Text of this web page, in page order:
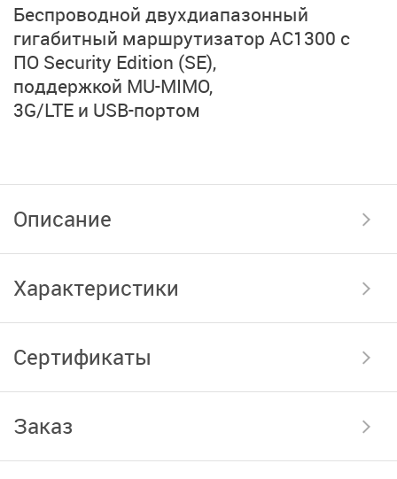
Беспроводной двухдиапазонный
гигабитный маршрутизатор AC1300 с
ПО Security Edition (SE),
поддержкой MU-MIMO,
3G/LTE и USB-портом
Описание
Характеристики
Сертификаты
Заказ